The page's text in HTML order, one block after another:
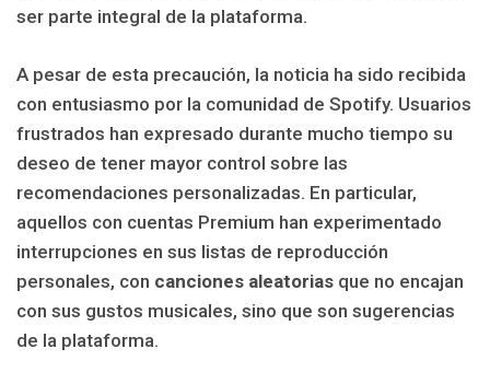
ser parte integral de la plataforma.
A pesar de esta precaución, la noticia ha sido recibida
con entusiasmo por la comunidad de Spotify. Usuarios
frustrados han expresado durante mucho tiempo su
deseo de tener mayor control sobre las
recomendaciones personalizadas. En particular,
aquellos con cuentas Premium han experimentado
interrupciones en sus listas de reproducción
personales, con canciones aleatorias que no encajan
con sus gustos musicales, sino que son sugerencias
de la plataforma.